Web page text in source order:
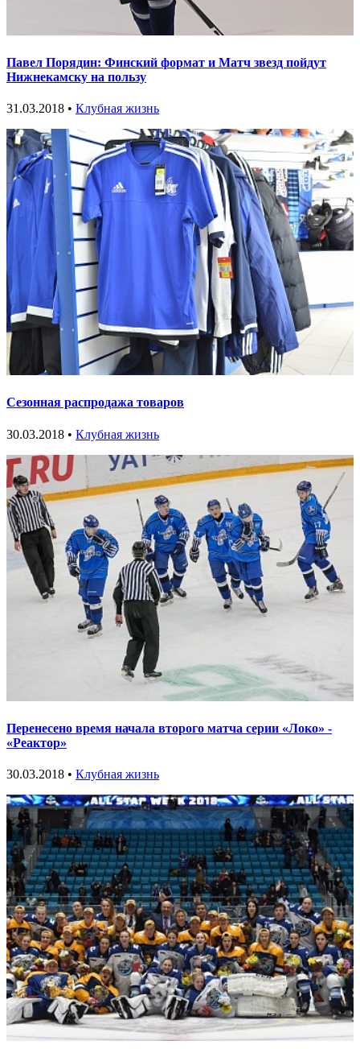
Павел Порядин: Финский формат и Матч звезд пойдут
Нижнекамску на пользу
31.03.2018 • Клубная жизнь
Сезонная распродажа товаров
30.03.2018 • Клубная жизнь
Перенесено время начала второго матча серии «Локо» -
«Реактор»
30.03.2018 • Клубная жизнь